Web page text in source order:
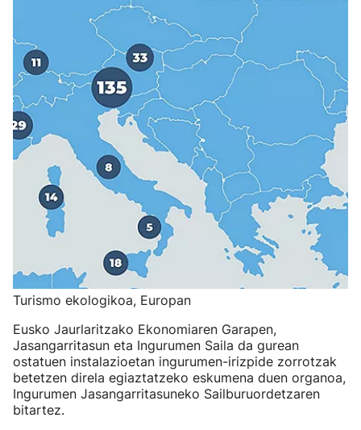
Turismo ekologikoa, Europan
Eusko Jaurlaritzako Ekonomiaren Garapen,
Jasangarritasun eta Ingurumen Saila da gurean
ostatuen instalazioetan ingurumen-irizpide zorrotzak
betetzen direla egiaztatzeko eskumena duen organoa,
Ingurumen Jasangarritasuneko Sailburuordetzaren
bitartez.